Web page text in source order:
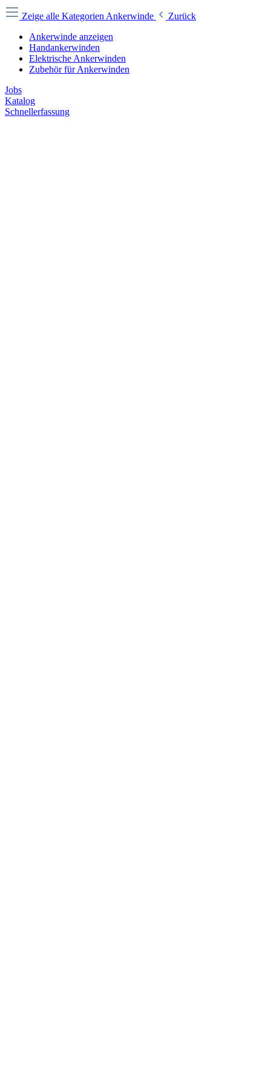
Zeige alle Kategorien Ankerwinde
Zurück
Ankerwinde anzeigen
Handankerwinden
Elektrische Ankerwinden
Zubehör für Ankerwinden
Jobs
Katalog
Schnellerfassung